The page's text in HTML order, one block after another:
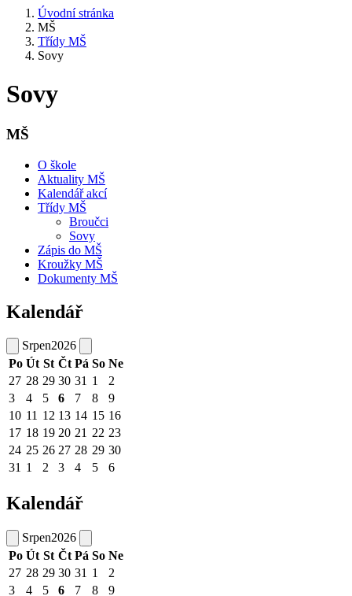
Úvodní stránka
MŠ
Třídy MŠ
Sovy
Sovy
MŠ
O škole
Aktuality MŠ
Kalendář akcí
Třídy MŠ
Broučci
Sovy
Zápis do MŠ
Kroužky MŠ
Dokumenty MŠ
Kalendář
Srpen2026
Po Út St Čt Pá So Ne
27 28 29 30 31 1
2
3
4 5 6 7 8
9
10 11 12 13 14 15 16
17 18 19 20 21 22 23
24 25 26 27 28 29 30
31 1 2 3 4 5 6
Kalendář
Srpen2026
Po Út St Čt Pá So Ne
27 28 29 30 31 1
2
3
4 5 6 7 8
9